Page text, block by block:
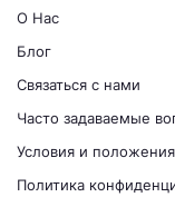
О Нас
Блог
Связаться с нами
Часто задаваемые
Условия и положения
Политика